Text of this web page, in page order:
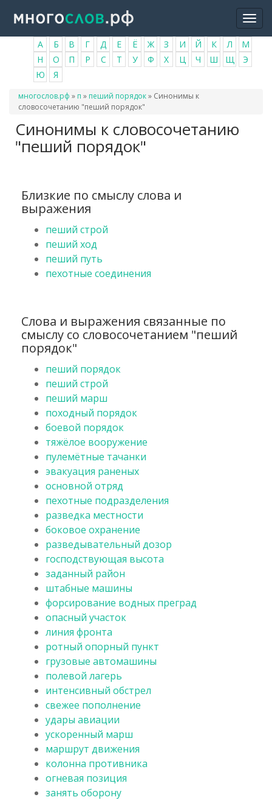
основному
содержанию
А Б В Г Д Е Ё Ж З И Й К Л
М
Н
О П Р С Т У Ф Х Ц Ч Ш Щ
Э
Ю
Я
Вы
здесь
многослов.рф » п » пеший порядок» Синонимы к
словосочетанию "пеший порядок"
Синонимы к словосочетанию
"пеший порядок"
Близкие по смыслу слова и
выражения
пеший строй
пеший ход
пеший путь
пехотные соединения
Слова и выражения связанные по
смыслу со словосочетанием "пеший
порядок"
пеший порядок
пеший строй
пеший марш
походный порядок
боевой порядок
тяжёлое вооружение
пулемётные тачанки
эвакуация раненых
основной отряд
пехотные подразделения
разведка местности
боковое охранение
разведывательный дозор
господствующая высота
заданный район
штабные машины
форсирование водных преград
опасный участок
линия фронта
ротный опорный пункт
грузовые автомашины
полевой лагерь
интенсивный обстрел
свежее пополнение
удары авиации
ускоренный марш
маршрут движения
колонна противника
огневая позиция
занять оборону